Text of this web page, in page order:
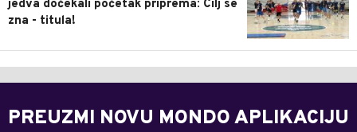
jedva dočekali početak priprema: Cilj se
zna - titula!
PREUZMI NOVU MONDO APLIKACIJU